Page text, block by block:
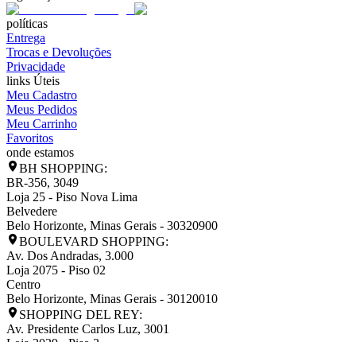
políticas
Entrega
Trocas e Devoluções
Privacidade
links Úteis
Meu Cadastro
Meus Pedidos
Meu Carrinho
Favoritos
onde estamos
BH SHOPPING:
BR-356, 3049
Loja 25 - Piso Nova Lima
Belvedere
Belo Horizonte, Minas Gerais - 30320900
BOULEVARD SHOPPING:
Av. Dos Andradas, 3.000
Loja 2075 - Piso 02
Centro
Belo Horizonte, Minas Gerais - 30120010
SHOPPING DEL REY:
Av. Presidente Carlos Luz, 3001